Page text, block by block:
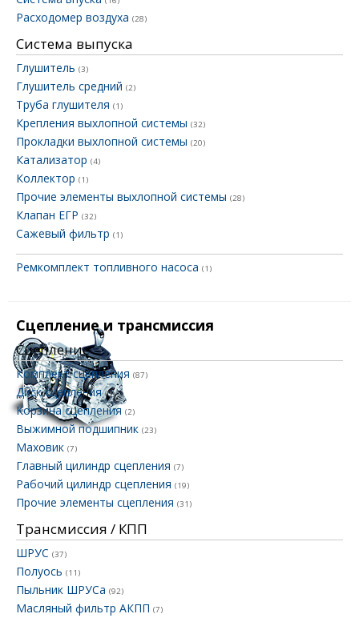
Расходомер воздуха (28)
Система выпуска
Глушитель (3)
Глушитель средний (2)
Труба глушителя (1)
Крепления выхлопной системы (32)
Прокладки выхлопной системы (20)
Катализатор (4)
Коллектор (1)
Прочие элементы выхлопной системы (28)
Клапан ЕГР (32)
Сажевый фильтр (1)
Ремкомплект топливного насоса (1)
Сцепление и трансмиссия
Сцепление
Комплект сцепления (87)
Диск сцепления(3)
Корзина сцепления (2)
Выжимной подшипник (23)
Маховик (7)
Главный цилиндр сцепления (7)
Рабочий цилиндр сцепления (19)
Прочие элементы сцепления (31)
Трансмиссия / КПП
ШРУС (37)
Полуось (11)
Пыльник ШРУСа (92)
Масляный фильтр АКПП (7)